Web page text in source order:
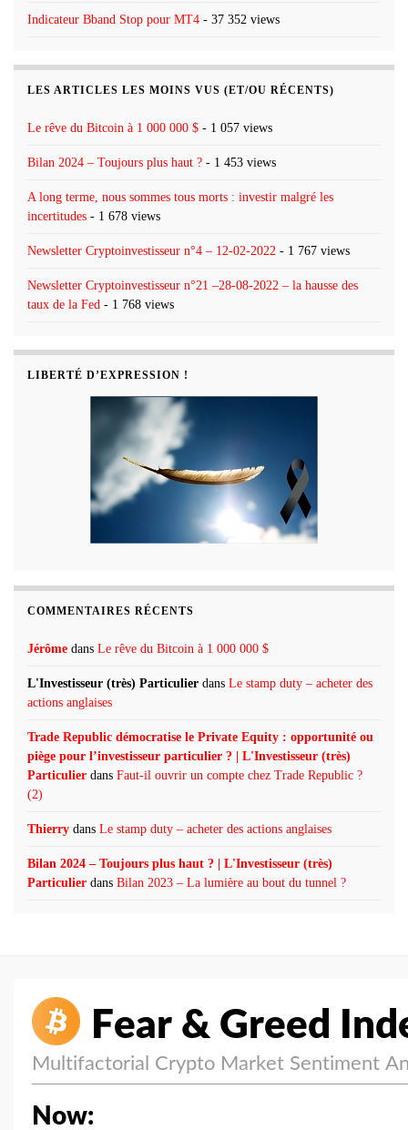
Indicateur Bband Stop pour MT4 - 37 352 views
LES ARTICLES LES MOINS VUS (ET/OU RÉCENTS)
Le rêve du Bitcoin à 1 000 000 $ - 1 057 views
Bilan 2024 – Toujours plus haut ? - 1 453 views
A long terme, nous sommes tous morts : investir malgré les
incertitudes - 1 678 views
Newsletter Cryptoinvestisseur n°4 – 12-02-2022 - 1 767 views
Newsletter Cryptoinvestisseur n°21 –28-08-2022 – la hausse des
taux de la Fed - 1 768 views
LIBERTÉ D’EXPRESSION !
COMMENTAIRES RÉCENTS
Jérôme dans Le rêve du Bitcoin à 1 000 000 $
L'Investisseur (très) Particulier dans Le stamp duty – acheter des
actions anglaises
Trade Republic démocratise le Private Equity : opportunité ou
piège pour l’investisseur particulier ? | L'Investisseur (très)
Particulier dans Faut-il ouvrir un compte chez Trade Republic ?
(2)
Thierry dans Le stamp duty – acheter des actions anglaises
Bilan 2024 – Toujours plus haut ? | L'Investisseur (très)
Particulier dans Bilan 2023 – La lumière au bout du tunnel ?